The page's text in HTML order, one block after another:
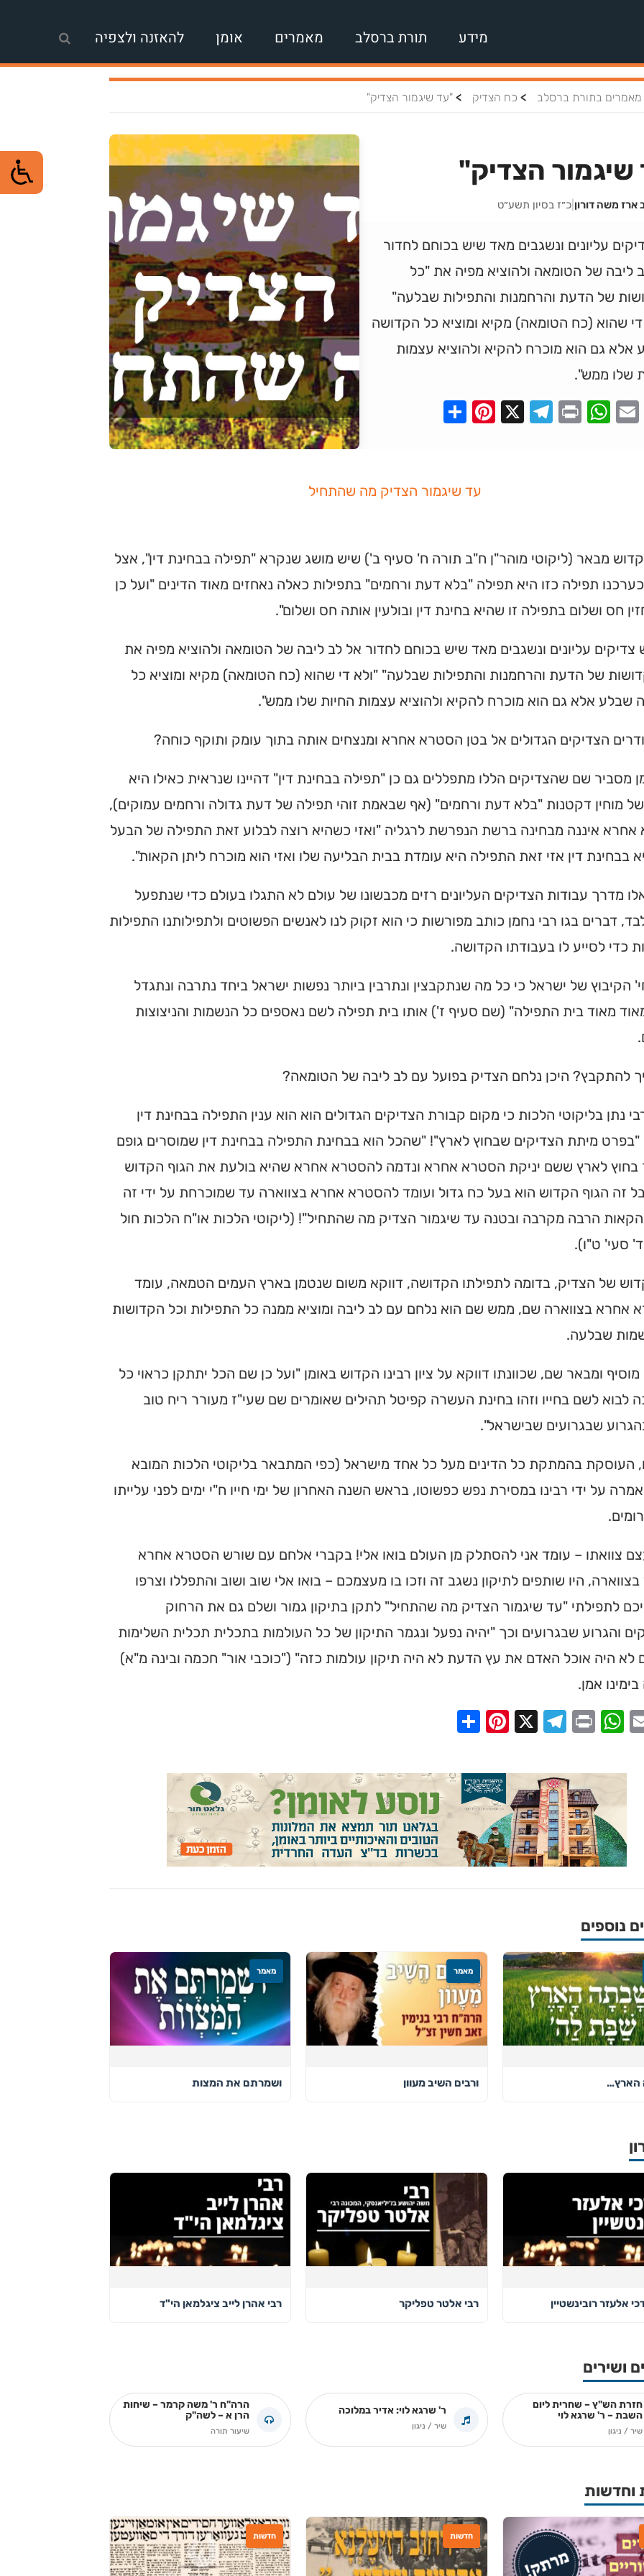
מידע תורת ברסלב מאמרים אומן להאזנה ולצפיה
מאמרים בתורת ברסלב > כח הצדיק > "עד שיגמור הצדיק"
הצדיק"
ארז משה דורון כ״ז בסיון תשע״ט
עליונים ונשגבים מאד שיש בכוחם לחדור
ליבה של הטומאה ולהוציא מפיה את "כל
של הדעת והרחמנות והתפילות שבלעה"
די שהוא (כח הטומאה) מקיא ומוציא כל הקדושה
אלא גם הוא מוכרח להקיא ולהוציא עצמות
שלו ממש".
Facebook
Email
WhatsApp
Print
Telegram
X
Pinterest
עד שיגמור הצדיק מה שהתחיל
מבאר (ליקוטי מוהר"ן ח"ב תורה ח' סעיף ב') שיש מושג שנקרא "תפילה בבחינת דין", אצל
תפילה כזו היא תפילה "בלא דעת ורחמים" בתפילות כאלה נאחזים מאוד הדינים "ועל כן
חס ושלום בתפילה זו שהיא בחינת דין ובולעין אותה חס ושלום".
צדיקים עליונים ונשגבים מאד שיש בכוחם לחדור אל לב ליבה של הטומאה ולהוציא מפיה את
של הדעת והרחמנות והתפילות שבלעה" "ולא די שהוא (כח הטומאה) מקיא ומוציא כל
שבלע אלא גם הוא מוכרח להקיא ולהוציא עצמות החיות שלו ממש".
הצדיקים הגדולים אל בטן הסטרא אחרא ומנצחים אותה בתוך עומק ותוקף כוחה?
מסביר שם שהצדיקים הללו מתפללים גם כן "תפילה בבחינת דין" דהיינו שנראית כאילו היא
מוחין דקטנות "בלא דעת ורחמים" (אף שבאמת זוהי תפילה של דעת גדולה ורחמים עמוקים),
איננה מבחינה ברשת הנפרשת לרגליה "ואזי כשהיא רוצה לבלוע זאת התפילה של הבעל
בבחינת דין אזי זאת התפילה היא עומדת בבית הבליעה שלו ואזי הוא מוכרח ליתן הקאות".
מדרך עבודות הצדיקים העליונים רזים מכבשונו של עולם לא התגלו בעולם כדי שנתפעל
דברים בגו רבי נחמן כותב מפורשות כי הוא זקוק לנו לאנשים הפשוטים ולתפילותנו התפילות
כדי לסייע לו בעבודתו הקדושה.
הקיבוץ של ישראל כי כל מה שנתקבצין ונתרבין ביותר נפשות ישראל ביחד נתרבה ונתגדל
מאוד בית התפילה" (שם סעיף ז') אותו בית תפילה לשם נאספים כל הנשמות והניצוצות
להתקבץ? היכן נלחם הצדיק בפועל עם לב ליבה של הטומאה?
נתן בליקוטי הלכות כי מקום קבורת הצדיקים הגדולים הוא הוא ענין התפילה בבחינת דין
"בפרט מיתת הצדיקים שבחוץ לארץ"! "שהכל הוא בבחינת התפילה בבחינת דין שמוסרים גופם
בחוץ לארץ ששם יניקת הסטרא אחרא ונדמה להסטרא אחרא שהיא בולעת את הגוף הקדוש
זה הגוף הקדוש הוא בעל כח גדול ועומד להסטרא אחרא בצווארה עד שמוכרחת על ידי זה
הרבה מקרבה ובטנה עד שיגמור הצדיק מה שהתחיל"! (ליקוטי הלכות או"ח הלכות חול
סעי' ט"ו).
של הצדיק, בדומה לתפילתו הקדושה, דווקא משום שנטמן בארץ העמים הטמאה, עומד
אחרא בצווארה שם, ממש שם הוא נלחם עם לב ליבה ומוציא ממנה כל התפילות וכל הקדושות
שבלעה.
מוסיף ומבאר שם, שכוונתו דווקא על ציון רבינו הקדוש באומן "ועל כן שם הכל יתתקן כראוי כל
לבוא לשם בחייו וזהו בחינת העשרה קפיטל תהילים שאומרים שם שעי"ז מעורר ריח טוב
שבגרועים שבישראל".
העוסקת בהמתקת כל הדינים מעל כל אחד מישראל (כפי המתבאר בליקוטי הלכות המובא
על ידי רבינו במסירת נפש כפשוטו, בראש השנה האחרון של ימי חייו ח"י ימים לפני עלייתו
צוואתו – עומד אני להסתלק מן העולם בואו אלי! בקברי אלחם עם שורש הסטרא אחרא
בצווארה, היו שותפים לתיקון נשגב זה וזכו בו מעצמכם – בואו אלי שוב ושוב והתפללו וצרפו
לתפילתי "עד שיגמור הצדיק מה שהתחיל" לתקן בתיקון גמור ושלם גם את הרחוק
והגרוע שבגרועים וכך "יהיה נפעל ונגמר התיקון של כל העולמות בתכלית תכלית השלימות
לא היה אוכל האדם את עץ הדעת לא היה תיקון עולמות כזה" ("כוכבי אור" חכמה ובינה מ"א)
אמן.
Email
WhatsApp
Print
Telegram
Pinterest
נוספים
הארץ…
מאמר
ורבים השיב מעוון
מאמר
ושמרתם את המצות
אלעזר רובינשטיין רבי אלטר טפליקר רבי אהרן לייב ציגלמאן הי"ד
ושירים
חזרת הש"ץ – שחרית ליום
השבת – ר' שרגא לוי
שיר / ניגון
ר' שרגא לוי: אדיר במלוכה
שיר / ניגון
הרה"ח ר' משה קרמר – שיחות
הרן א – לשה"ק
שיעור תורה
וחדשות
חדשות חדשות
כנסת או
והמקיף של בתי כנסת
הגעה בלחיצת כפתור.
➔